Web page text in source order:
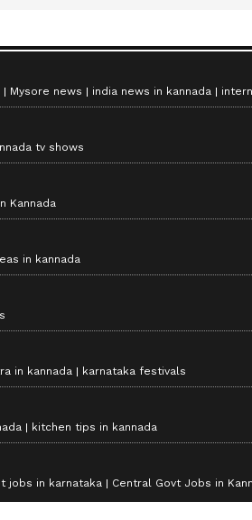
Mysore news india news in kannada
tv shows
Kannada
in kannada
in kannada karnataka festivals
kitchen tips in kannada
jobs in karnataka Central Govt Jobs in